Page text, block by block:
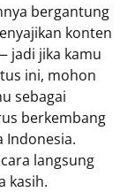
bergantung
konten
jadi jika kamu
ini, mohon
sebagai
berkembang
Indonesia.
langsung
kasih.